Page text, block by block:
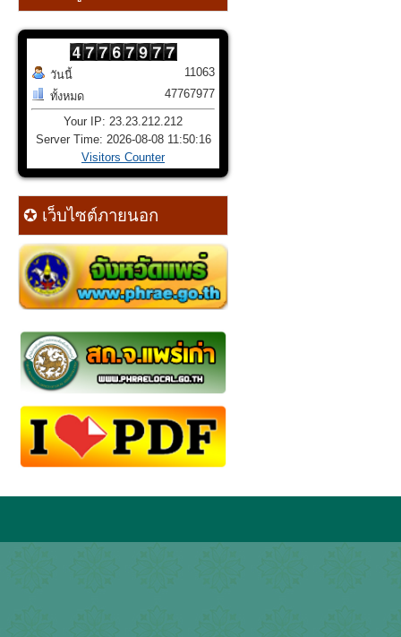
วันนี้
ทั้งหมด
11063
47767977
Your IP: 23.23.212.212
Server Time: 2026-08-08 11:50:16
Visitors Counter
✪ เว็บไซต์ภายนอก